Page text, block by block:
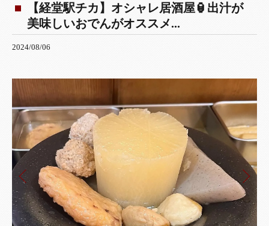
【経堂駅チカ】オシャレ居酒屋🏮出汁が
美味しいおでんがオススメ...
2024/08/06